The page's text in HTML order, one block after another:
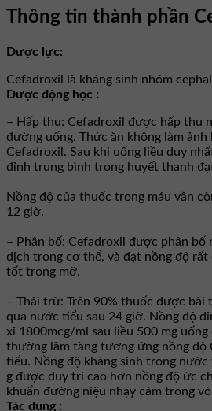
Thông tin thành phần
Dược lực:
Cefadroxil là kháng sinh nhóm
Dược động học :
– Hấp thu: Cefadroxil được hấp thu
đường uống. Thức ăn không làm
Cefadroxil. Sau khi uống liều duy
đỉnh trung bình trong huyết thanh
Nồng độ của thuốc trong máu vẫn
12 giờ.
– Phân bố: Cefadroxil được phân bố
dịch trong cơ thể, và đạt nồng độ rất
tốt trong mỡ.
– Thải trừ: Trên 90% thuốc được bài
qua nước tiểu sau 24 giờ. Nồng độ
xỉ 1800mcg/ml sau liều 500 mg uống
thường làm tăng tương ứng nồng độ
tiểu. Nồng độ kháng sinh trong nước
g được duy trì cao hơn nồng độ ức
khuẩn đường niệu nhạy cảm trong
Tác dụng :